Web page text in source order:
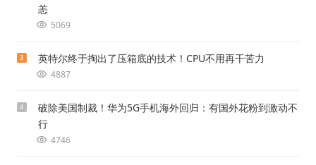
恙
5069
3 英特尔终于掏出了压箱底的技术！CPU不用再干苦力
4887
4
破除美国制裁！华为5G手机海外回归：有国外花粉到激动不
行
4746